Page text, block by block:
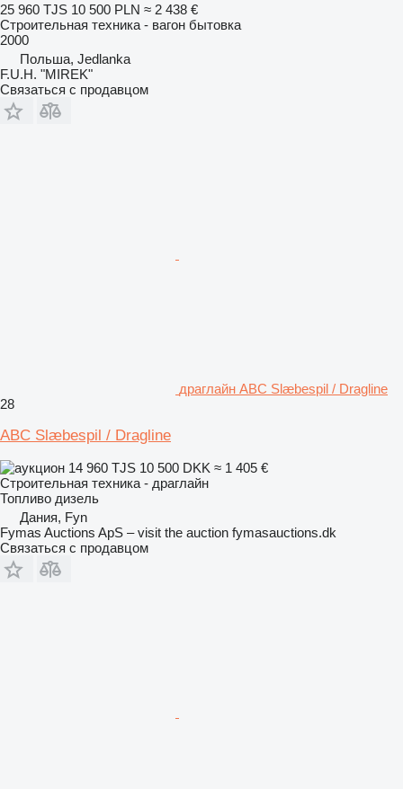
25 960 TJS 10 500 PLN ≈ 2 438 €
Строительная техника - вагон бытовка
2000
Польша, Jedlanka
F.U.H. "MIREK"
Связаться с продавцом
драглайн ABC Slæbespil / Dragline
28
ABC Slæbespil / Dragline
14 960 TJS 10 500 DKK ≈ 1 405 €
Строительная техника - драглайн
Топливо дизель
Дания, Fyn
Fymas Auctions ApS – visit the auction fymasauctions.dk
Связаться с продавцом